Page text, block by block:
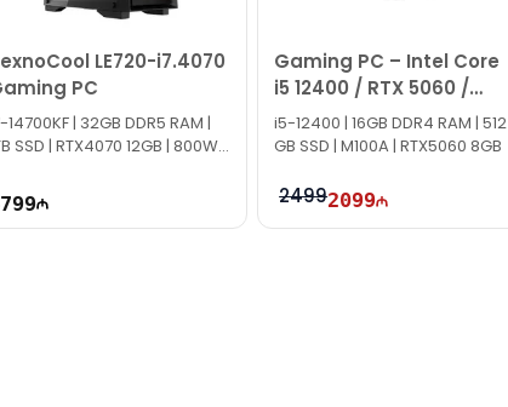
LE720-i7.4070
PC
14700KF | 32GB DDR5 RAM |
SSD | RTX4070 12GB | 800W |
Gaming PC – Intel Core
i5 12400 / RTX 5060 /
16GB / 512GB
i5-12400 | 16GB DDR4 RAM | 512
GB SSD | M100A | RTX5060 8GB
24992099